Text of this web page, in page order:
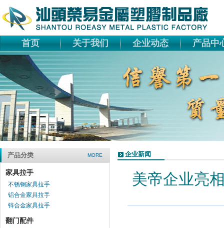
首页 关于我们 企业动态 产品中
产品分类 MORE
家具拉手
不锈钢家具拉手
铝合金家具拉手
锌合金家具拉手
翻门配件
企业新闻
美帝企业亮